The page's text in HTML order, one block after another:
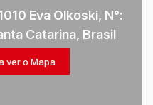
Eva Olkoski, N°:
Catarina, Brasil
ver o Mapa